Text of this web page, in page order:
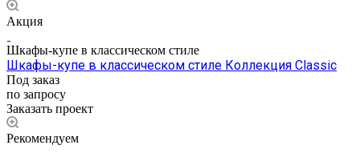
Акция
Шкафы-купе в классическом стиле
Шкафы-купе в классическом стиле Коллекция Classic
Под заказ
по запросу
Заказать проект
Рекомендуем